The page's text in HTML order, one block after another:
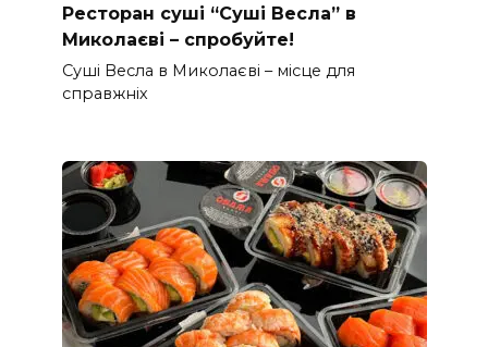
Ресторан суші “Суші Весла” в
Миколаєві – спробуйте!
Суші Весла в Миколаєві – місце для
справжніх